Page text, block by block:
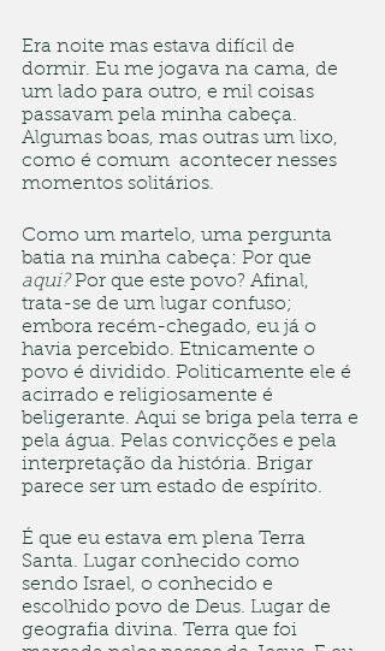
Era noite mas estava difícil de
dormir. Eu me jogava na cama, de
um lado para outro, e mil coisas
passavam pela minha cabeça.
Algumas boas, mas outras um lixo,
como é comum  acontecer nesses
momentos solitários.
Como um martelo, uma pergunta
batia na minha cabeça: Por que
aqui? Por que este povo? Afinal,
trata-se de um lugar confuso;
embora recém-chegado, eu já o
havia percebido. Etnicamente o
povo é dividido. Politicamente ele é
acirrado e religiosamente é
beligerante. Aqui se briga pela terra e
pela água. Pelas convicções e pela
interpretação da história. Brigar
parece ser um estado de espírito.
É que eu estava em plena Terra
Santa. Lugar conhecido como
sendo Israel, o conhecido e
escolhido povo de Deus. Lugar de
geografia divina. Terra que foi